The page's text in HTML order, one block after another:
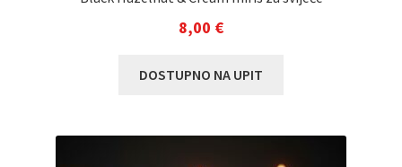
8,00 €
DOSTUPNO NA UPIT